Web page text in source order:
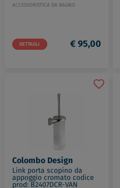
ACCESSORISTICA DA BAGNO
DETTAGLI € 95,00
Colombo Design
Link porta scopino da
appoggio cromato codice
prod: B2407DCR-VAN